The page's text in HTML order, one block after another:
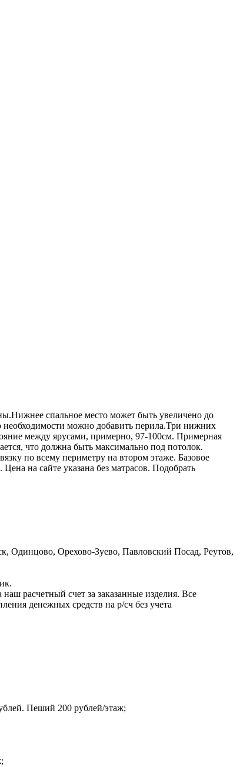
спальное место может быть увеличено до
необходимости можно добавить перила.Три нижних
между ярусами, примерно, 97-100см. Примерная
что должна быть максимально под потолок.
по всему периметру на втором этаже. Базовое
на сайте указана без матрасов. Подобрать
Орехово-Зуево, Павловский Посад, Реутов,
расчетный счет за заказанные изделия. Все
денежных средств на р/сч без учета
Пеший 200 рублей/этаж;